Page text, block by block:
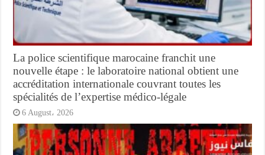
La police scientifique marocaine franchit une
nouvelle étape : le laboratoire national obtient une
accréditation internationale couvrant toutes les
spécialités de l’expertise médico-légale
6 August، 2026